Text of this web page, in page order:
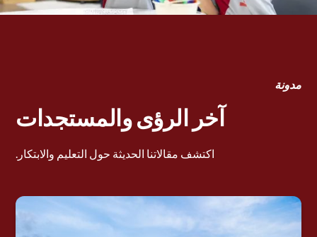
مدونة
آخر الرؤى والمستجدات
اكتشف مقالاتنا الحديثة حول التعليم والابتكار.